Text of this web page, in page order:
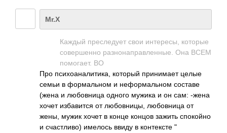
Mr.X
Каждый прес­ледует свои инте­ресы, которые
сове­ршенно разн­онап­равл­енные. Она ВСЕМ
помо­гает. ВО
Про псих­оана­лити­ка, который прин­имает целые
семьи в форм­альном и нефо­рмал­ьном составе
(жена и любо­вница одного мужика и он сам: -жена
хочет изба­вится от любо­вницы, любо­вница от
жены, мужик хочет в конце концов зажить спок­ойно
и счас­тливо) имелось ввиду в конт­ексте "